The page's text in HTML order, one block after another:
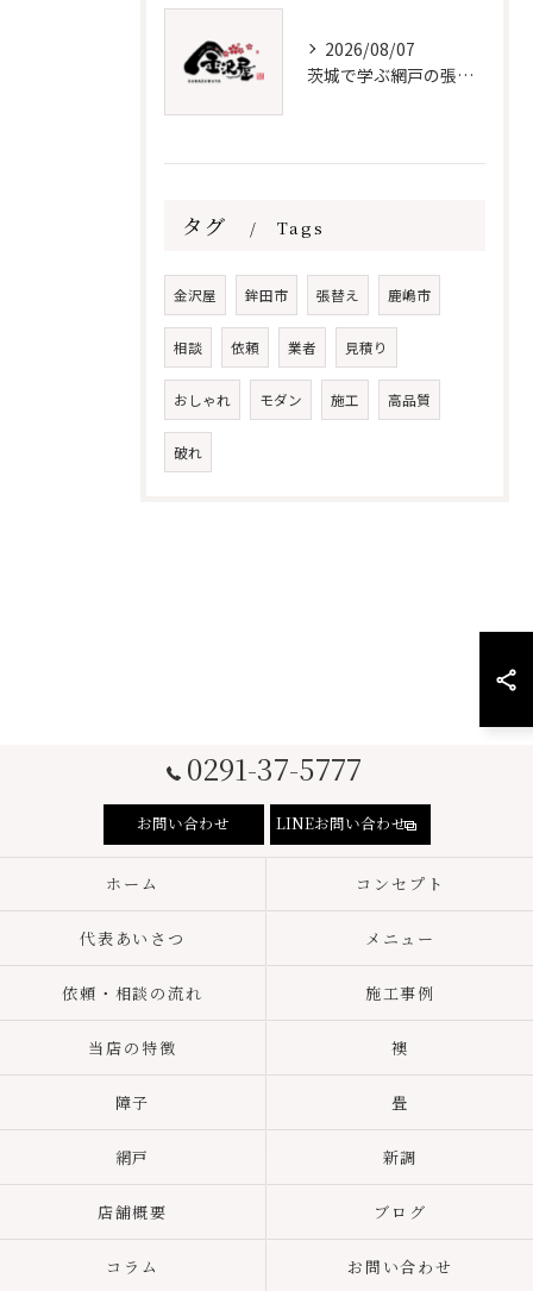
2026/08/07
茨城で学ぶ網戸の張替えと保守法
タグ Tags
金沢屋 鉾田市 張替え 鹿嶋市
相談 依頼 業者 見積り
おしゃれ モダン 施工 高品質
破れ
0291-37-5777
お問い合わせ LINEお問い合わせ
ホーム コンセプト
代表あいさつ メニュー
依頼・相談の流れ 施工事例
当店の特徴 襖
障子 畳
網戸 新調
店舗概要 ブログ
コラム お問い合わせ